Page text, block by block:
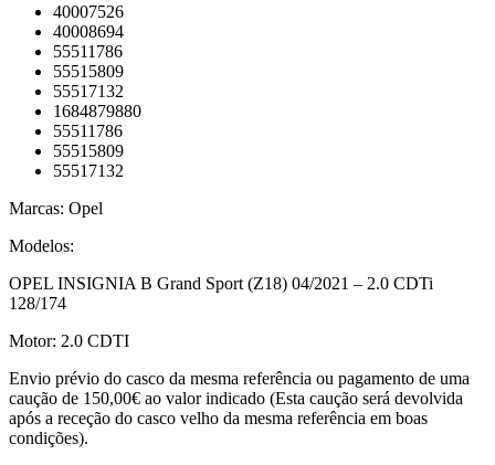
40007526
40008694
55511786
55515809
55517132
1684879880
55511786
55515809
55517132
Marcas: Opel
Modelos:
OPEL INSIGNIA B Grand Sport (Z18) 04/2021 – 2.0 CDTi
128/174
Motor: 2.0 CDTI
Envio prévio do casco da mesma referência ou pagamento de uma
caução de 150,00€ ao valor indicado (Esta caução será devolvida
após a receção do casco velho da mesma referência em boas
condições).